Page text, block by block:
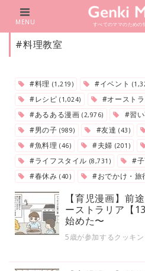
すべてのママのための
MENU
#料理教室
#料理 (1,219) #イベント
#レシピ(1,024) #オースト
#あるある漫画(2,976) #習
#男の子(989) #友達(43)
#魚料理(46) #夫婦 (201)
#ライフスタイル (8,731) #
#春休み(40) #おでかけ・旅
【育児漫画】前
ーストラリア【
始めた〜
5歳が参加するクッキ